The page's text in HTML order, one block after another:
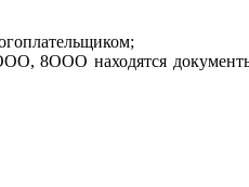
находятся документы